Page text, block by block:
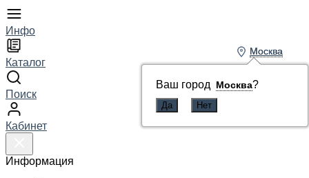
Инфо
Каталог
Поиск
Кабинет
Информация
Москва
Ваш город Москва?
Москва
Ваш город Москва?